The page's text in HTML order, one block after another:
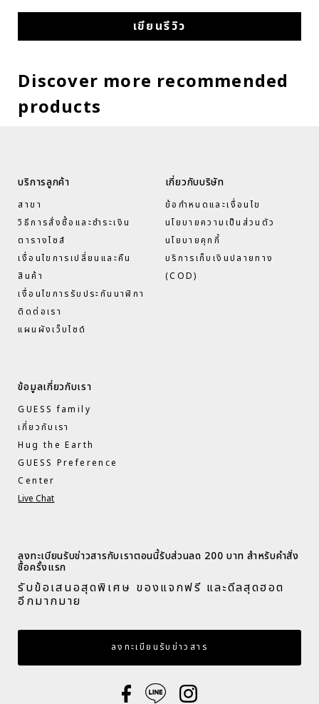
เขียนรีวิว
Discover more recommended
products
บริการลูกค้า
สาขา
วิธีการสั่งซื้อและชำระเงิน
ตารางไซส์
เงื่อนไขการเปลี่ยนและคืน
สินค้า
เงื่อนไขการรับประกันนาฬิกา
ติดต่อเรา
แผนผังเว็บไซด์
เกี่ยวกับบริษัท
ข้อกำหนดและเงื่อนไข
นโยบายความเป็นส่วนตัว
นโยบายคุกกี้
บริการเก็บเงินปลายทาง
(COD)
ข้อมูลเกี่ยวกับเรา
GUESS family
เกี่ยวกับเรา
Hug the Earth
GUESS Preference
Center
Live Chat
ลงทะเบียนรับข่าวสารกับเราตอนนี้รับส่วนลด 200 บาท สำหรับคำสั่ง
ซื้อครั้งแรก​
รับข้อเสนอสุดพิเศษ ของแจกฟรี และดีลสุดฮอต
อีกมากมาย​
กรอกอีเมล
ลงทะเบียนรับข่าวสาร